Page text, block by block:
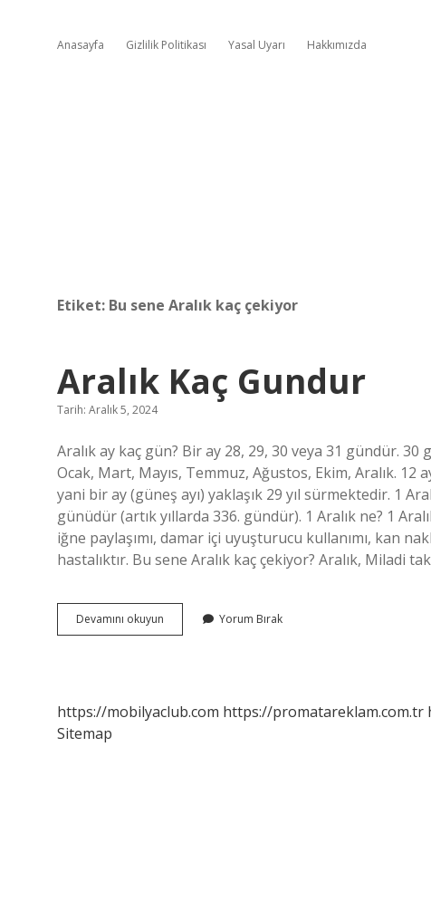
Anasayfa Gizlilik Politikası Yasal Uyarı Hakkımızda
Etiket: Bu sene Aralık kaç çekiyor
Aralık Kaç Gundur
Tarih: Aralık 5, 2024
Aralık ay kaç gün? Bir ay 28, 29, 30 veya 31 gündür.
Ocak, Mart, Mayıs, Temmuz, Ağustos, Ekim, Aralık. 12
yani bir ay (güneş ayı) yaklaşık 29 yıl sürmektedir. 1
günüdür (artık yıllarda 336. gündür). 1 Aralık ne? 1
iğne paylaşımı, damar içi uyuşturucu kullanımı, kan
hastalıktır. Bu sene Aralık kaç çekiyor? Aralık, Miladi
Devamını okuyun
Kaç
Yorum Bırak
https://mobilyaclub.com https://promatareklam.com.tr
Sitemap